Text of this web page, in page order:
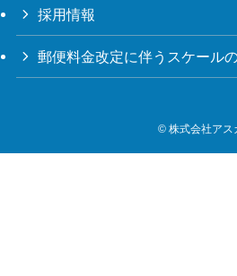
採用情報
郵便料金改定に伴うスケール
© 株式会社アス